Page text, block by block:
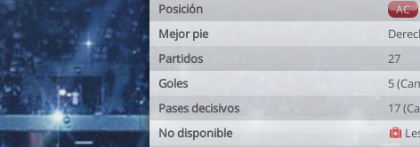
Posición
AC
Mejor pie
Partidos
27
Goles
5
Pases decisivos
17
No disponible